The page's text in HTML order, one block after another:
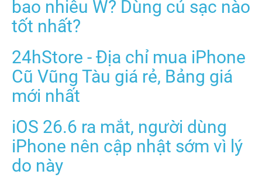
bao nhiêu W? Dùng củ sạc nào
tốt nhất?
24hStore - Địa chỉ mua iPhone
Cũ Vũng Tàu giá rẻ, Bảng giá
mới nhất
iOS 26.6 ra mắt, người dùng
iPhone nên cập nhật sớm vì lý
do này